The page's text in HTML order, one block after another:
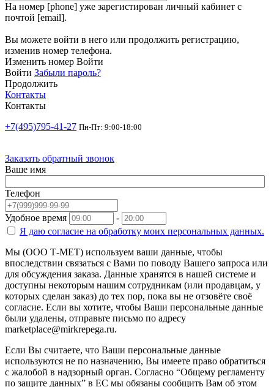
На номер [phone] уже зарегистирован личный кабинет с
почтой [email].
Вы можете войти в него или продолжить регистрацию,
изменив номер телефона.
Изменить номер Войти
Войти Забыли пароль?
Продолжить
Контакты
Контакты
+7(495)795-41-27 Пн-Пт: 9:00-18:00
Заказать обратный звонок
Ваше имя
Телефон
Удобное время
-
Я даю согласие на обработку моих персональных данных.
Мы (ООО Т-МЕТ) используем ваши данные, чтобы
впоследствии связаться с Вами по поводу Вашего запроса или
для обсуждения заказа. Данные хранятся в нашей системе и
доступны некоторым нашим сотрудникам (или продавцам, у
которых сделан заказ) до тех пор, пока вы не отзовёте своё
согласие. Если вы хотите, чтобы Ваши персональные данные
были удалены, отправьте письмо по адресу
marketplace@mirkrepega.ru.
Если Вы считаете, что Ваши персональные данные
используются не по назначению, Вы имеете право обратиться
с жалобой в надзорный орган. Согласно “Общему регламенту
по защите данных” в ЕС мы обязаны сообщить Вам об этом